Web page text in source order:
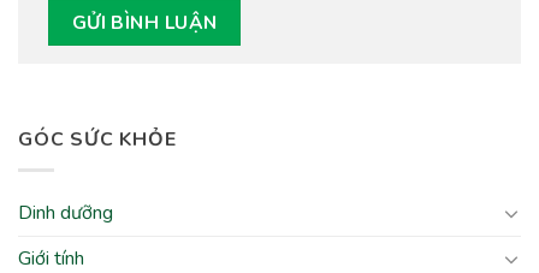
GÓC SỨC KHỎE
Dinh dưỡng
Giới tính